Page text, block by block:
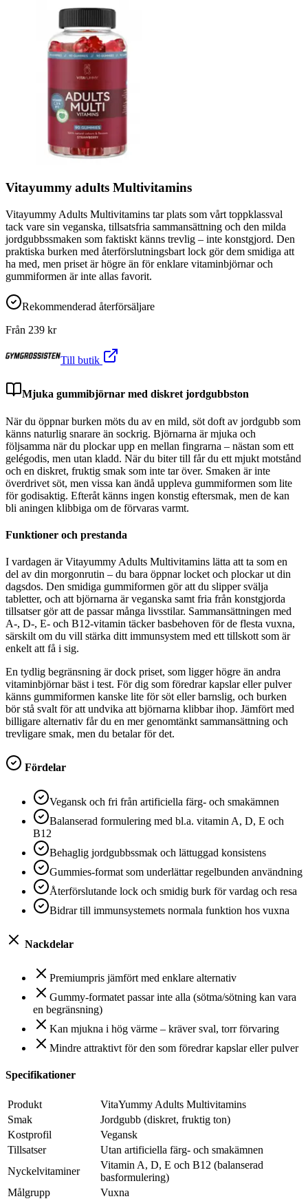
Vitayummy adults Multivitamins
Vitayummy Adults Multivitamins tar plats som vårt toppklassval
tack vare sin veganska, tillsatsfria sammansättning och den milda
jordgubbssmaken som faktiskt känns trevlig – inte konstgjord. Den
praktiska burken med återförslutningsbart lock gör dem smidiga att
ha med, men priset är högre än för enklare vitaminbjörnar och
gummiformen är inte allas favorit.
Rekommenderad återförsäljare
Från 239 kr
Till butik
Mjuka gummibjörnar med diskret jordgubbston
När du öppnar burken möts du av en mild, söt doft av jordgubb som
känns naturlig snarare än sockrig. Björnarna är mjuka och
följsamma när du plockar upp en mellan fingrarna – nästan som ett
gelégodis, men utan kladd. När du biter till får du ett mjukt motstånd
och en diskret, fruktig smak som inte tar över. Smaken är inte
överdrivet söt, men vissa kan ändå uppleva gummiformen som lite
för godisaktig. Efteråt känns ingen konstig eftersmak, men de kan
bli aningen klibbiga om de förvaras varmt.
Funktioner och prestanda
I vardagen är Vitayummy Adults Multivitamins lätta att ta som en
del av din morgonrutin – du bara öppnar locket och plockar ut din
dagsdos. Den smidiga gummiformen gör att du slipper svälja
tabletter, och att björnarna är veganska samt fria från konstgjorda
tillsatser gör att de passar många livsstilar. Sammansättningen med
A-, D-, E- och B12-vitamin täcker basbehoven för de flesta vuxna,
särskilt om du vill stärka ditt immunsystem med ett tillskott som är
enkelt att få i sig.
En tydlig begränsning är dock priset, som ligger högre än andra
vitaminbjörnar bäst i test. För dig som föredrar kapslar eller pulver
känns gummiformen kanske lite för söt eller barnslig, och burken
bör stå svalt för att undvika att björnarna klibbar ihop. Jämfört med
billigare alternativ får du en mer genomtänkt sammansättning och
trevligare smak, men du betalar för det.
Fördelar
Vegansk och fri från artificiella färg- och smakämnen
Balanserad formulering med bl.a. vitamin A, D, E och
B12
Behaglig jordgubbssmak och lättuggad konsistens
Gummies-format som underlättar regelbunden användning
Återförslutande lock och smidig burk för vardag och resa
Bidrar till immunsystemets normala funktion hos vuxna
Nackdelar
Premiumpris jämfört med enklare alternativ
Gummy-formatet passar inte alla (sötma/sötning kan vara
en begränsning)
Kan mjukna i hög värme – kräver sval, torr förvaring
Mindre attraktivt för den som föredrar kapslar eller pulver
Specifikationer
Produkt
VitaYummy Adults Multivitamins
Smak
Jordgubb (diskret, fruktig ton)
Kostprofil
Vegansk
Tillsatser
Utan artificiella färg- och smakämnen
Nyckelvitaminer
Vitamin A, D, E och B12 (balanserad
basformulering)
Målgrupp
Vuxna